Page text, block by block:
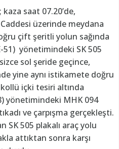
saat 07.20’de,
üzerinde meydana
çift şeritli yolun sağında
51) yönetimindeki SK 505
sol şeride geçince,
yine aynı istikamete doğru
içki tesiri altında
yönetimindeki MHK 094
ve çarpışma gerçekleşti.
SK 505 plakalı araç yolu
attıktan sonra karşı